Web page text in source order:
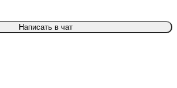
Написать в чат